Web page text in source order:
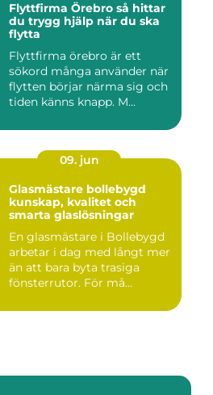
Flyttfirma Örebro så hittar
du trygg hjälp när du ska
flytta
Flyttfirma örebro är ett
sökord många använder när
flytten börjar närma sig och
tiden känns knapp. M...
09. jun
Glasmästare bollebygd
kunskap, kvalitet och
smarta glaslösningar
En glasmästare i Bollebygd
arbetar i dag med långt mer
än att bara byta trasiga
fönsterrutor. För må...